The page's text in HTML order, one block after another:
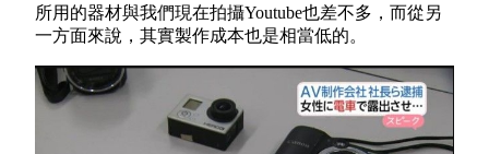
所用的器材與我們現在拍攝Youtube也差不多，而從另
一方面來說，其實製作成本也是相當低的。